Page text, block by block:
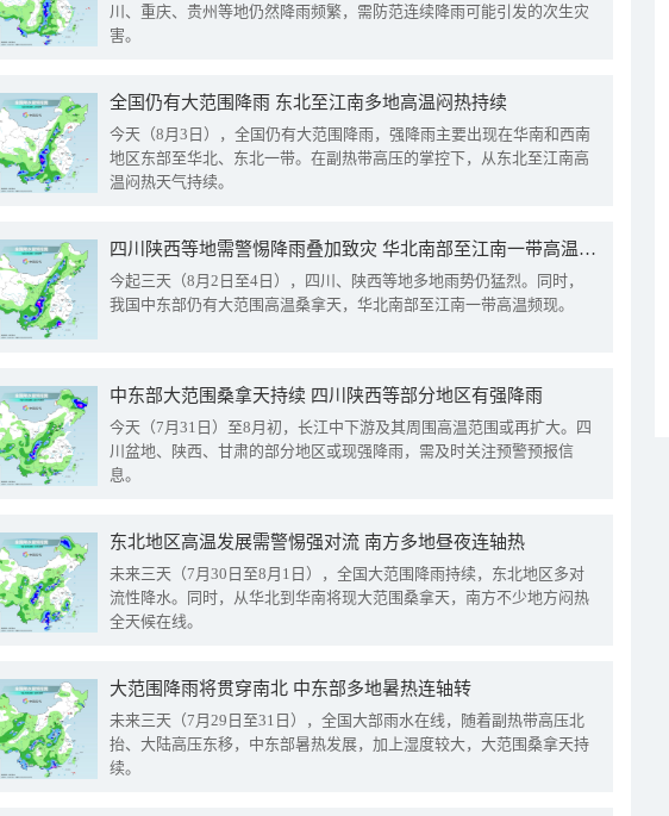
川、重庆、贵州等地仍然降雨频繁，需防范连续降雨可能引发的次生灾
害。
全国仍有大范围降雨 东北至江南多地高温闷热持续
今天（8月3日），全国仍有大范围降雨，强降雨主要出现在华南和西南
地区东部至华北、东北一带。在副热带高压的掌控下，从东北至江南高
温闷热天气持续。
四川陕西等地需警惕降雨叠加致灾 华北南部至江南一带高温频现
今起三天（8月2日至4日），四川、陕西等地多地雨势仍猛烈。同时，
我国中东部仍有大范围高温桑拿天，华北南部至江南一带高温频现。
中东部大范围桑拿天持续 四川陕西等部分地区有强降雨
今天（7月31日）至8月初，长江中下游及其周围高温范围或再扩大。四
川盆地、陕西、甘肃的部分地区或现强降雨，需及时关注预警预报信
息。
东北地区高温发展需警惕强对流 南方多地昼夜连轴热
未来三天（7月30日至8月1日），全国大范围降雨持续，东北地区多对
流性降水。同时，从华北到华南将现大范围桑拿天，南方不少地方闷热
全天候在线。
大范围降雨将贯穿南北 中东部多地暑热连轴转
未来三天（7月29日至31日），全国大部雨水在线，随着副热带高压北
抬、大陆高压东移，中东部暑热发展，加上湿度较大，大范围桑拿天持
续。